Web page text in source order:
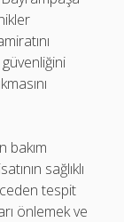
bakım
sağlıklı
tespit
önlemek ve